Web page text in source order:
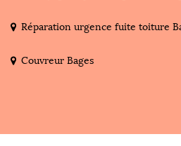
Réparation urgence fuite toiture
Couvreur Bages